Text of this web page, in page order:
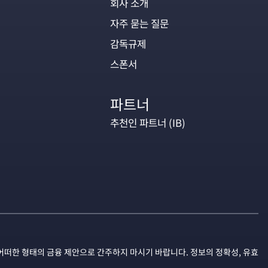
회사 소개
자주 묻는 질문
감독규제
스폰서
파트너
추천인 파트너 (IB)
한 형태의 금융 제안으로 간주하지 마시기 바랍니다. 정보의 정확성, 유효